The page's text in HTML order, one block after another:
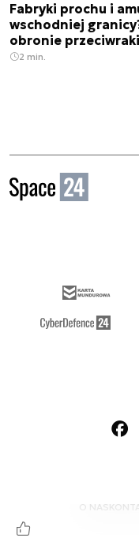
Fabryki prochu i
wschodniej
obronie
2 min.
O NAS